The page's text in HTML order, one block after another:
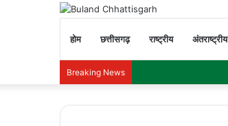
होम छत्तीसगढ़ राष्ट्रीय अंतराष्ट्रीय
Breaking News